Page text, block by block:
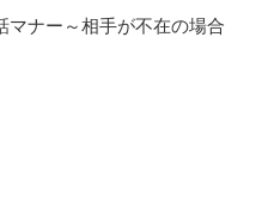
マナー～相手が不在の場合